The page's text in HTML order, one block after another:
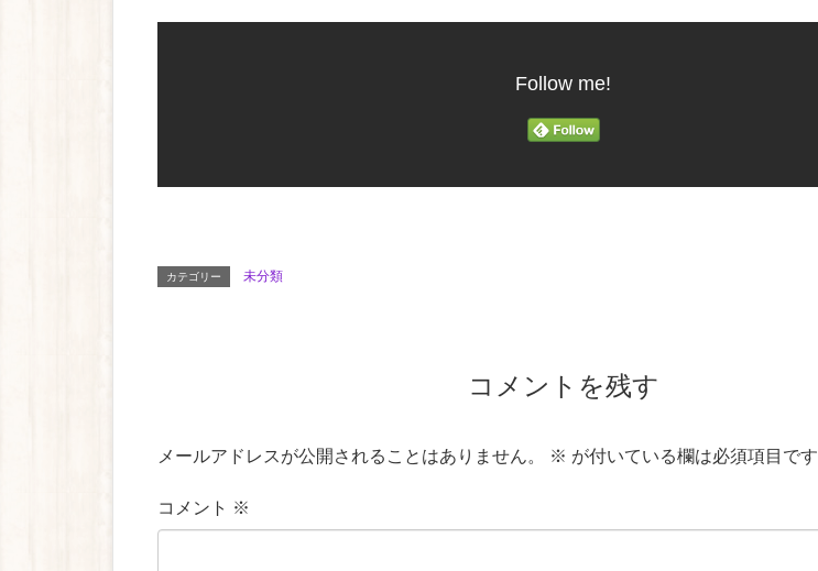
Follow me!
カテゴリー 未分類
コメントを残す
メールアドレスが公開されることはありません。 ※ が付いている欄は必須項目です
コメント ※